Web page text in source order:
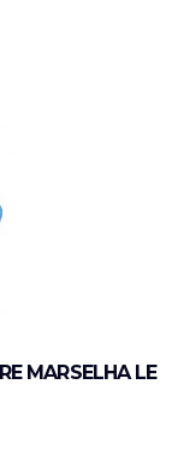
MARSELHA LE